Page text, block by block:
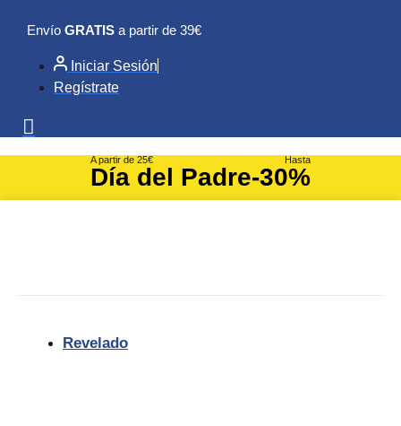
contenido
Envío GRATIS a partir de 39€
Iniciar Sesión
Regístrate
A partir de 25€
Día del Padre
Hasta
-30%
Revelado